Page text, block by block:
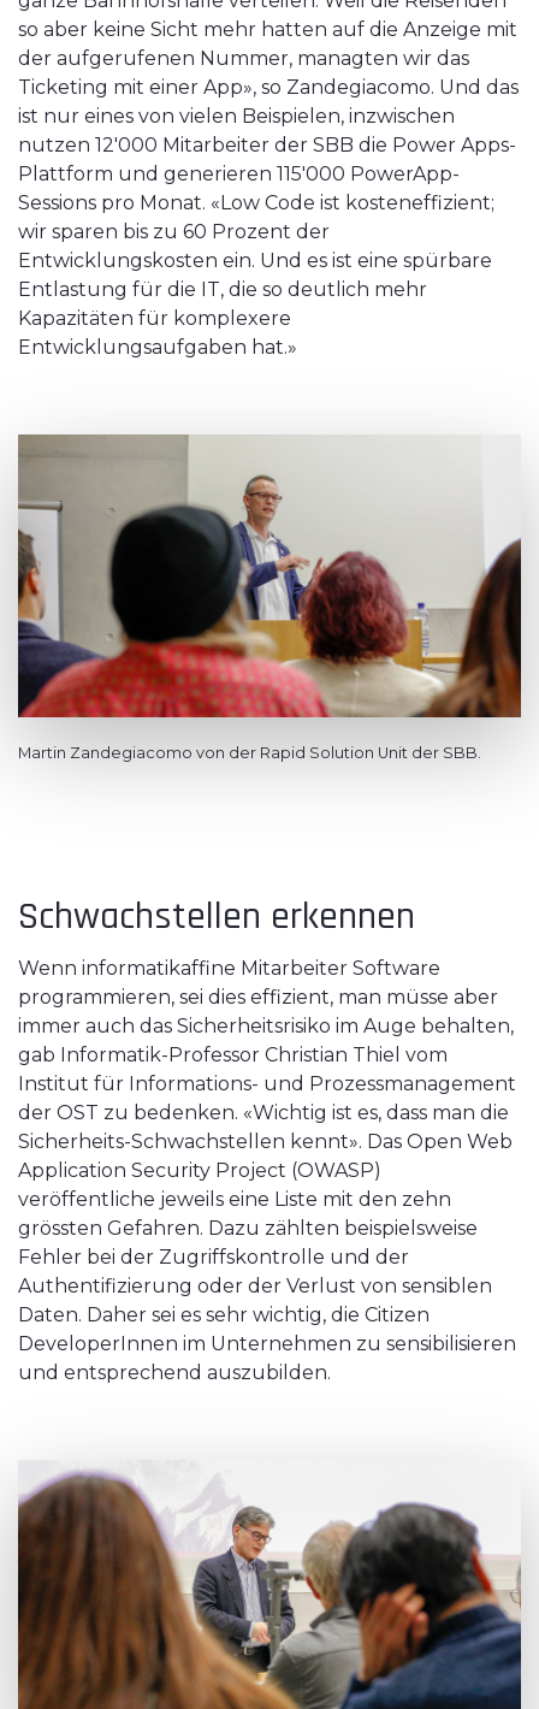
so aber keine Sicht mehr hatten auf die Anzeige mit
der aufgerufenen Nummer, managten wir das
Ticketing mit einer App», so Zandegiacomo. Und das
ist nur eines von vielen Beispielen, inzwischen
nutzen 12'000 Mitarbeiter der SBB die Power Apps-
Plattform und generieren 115'000 PowerApp-
Sessions pro Monat. «Low Code ist kosteneffizient;
wir sparen bis zu 60 Prozent der
Entwicklungskosten ein. Und es ist eine spürbare
Entlastung für die IT, die so deutlich mehr
Kapazitäten für komplexere
Entwicklungsaufgaben hat.»
Martin Zandegiacomo von der Rapid Solution Unit der SBB.
Schwachstellen erkennen
Wenn informatikaffine Mitarbeiter Software
programmieren, sei dies effizient, man müsse aber
immer auch das Sicherheitsrisiko im Auge behalten,
gab Informatik-Professor Christian Thiel vom
Institut für Informations- und Prozessmanagement
der OST zu bedenken. «Wichtig ist es, dass man die
Sicherheits-Schwachstellen kennt». Das Open Web
Application Security Project (OWASP)
veröffentliche jeweils eine Liste mit den zehn
grössten Gefahren. Dazu zählten beispielsweise
Fehler bei der Zugriffskontrolle und der
Authentifizierung oder der Verlust von sensiblen
Daten. Daher sei es sehr wichtig, die Citizen
DeveloperInnen im Unternehmen zu sensibilisieren
und entsprechend auszubilden.